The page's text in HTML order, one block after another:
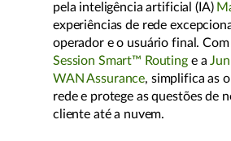
pela inteligência artificial (IA)
experiências de rede
operador e o usuário final.
Session Smart™ Routinge a
WAN Assurance, simplifica as
rede e protege as questões de
cliente até a nuvem.